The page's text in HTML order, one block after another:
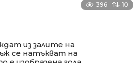
396 10
из залите на
се натъкват на